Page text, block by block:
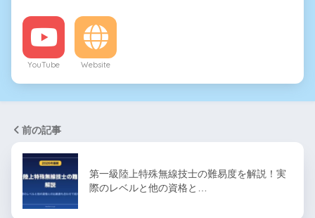
YouTube Website
前の記事
第一級陸上特殊無線技士の難易度を解説！実
際のレベルと他の資格と…